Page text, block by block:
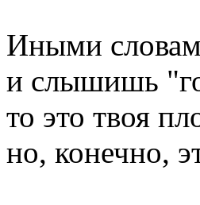
Иными
и слышишь
то это твоя
но, конечно,